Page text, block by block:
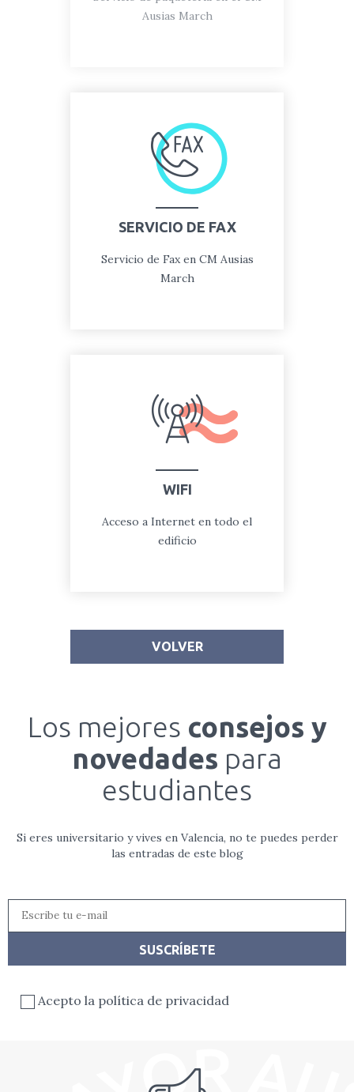
Ausias March
SERVICIO DE FAX
Servicio de Fax en CM Ausias
March
WIFI
Acceso a Internet en todo el
edificio
VOLVER
Los mejores consejos y
novedades para
estudiantes
Si eres universitario y vives en Valencia, no te puedes perder
las entradas de este blog
Acepto la política de privacidad